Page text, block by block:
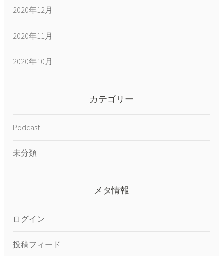
2020年12月
2020年11月
2020年10月
カテゴリー
Podcast
未分類
メタ情報
ログイン
投稿フィード